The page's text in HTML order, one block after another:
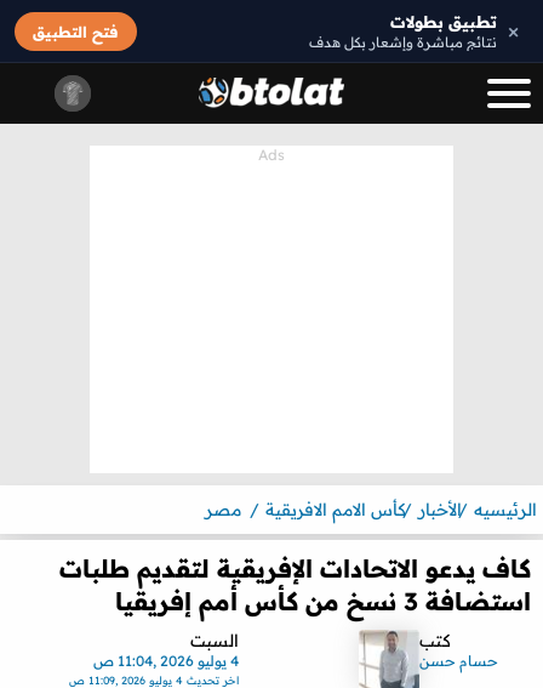
× تطبيق بطولات
نتائج مباشرة وإشعار بكل هدف
فتح التطبيق
الرئيسيه الأخبار كأس الامم الافريقية مصر
كاف يدعو الاتحادات الإفريقية لتقديم طلبات
استضافة 3 نسخ من كأس أمم إفريقيا
كتب
حسام حسن
السبت
4 يوليو 2026 ,11:04 ص
اخر تحديث4 يوليو 2026 ,11:09 ص